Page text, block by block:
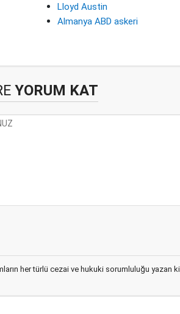
Lloyd Austin
Almanya ABD askeri
YORUM KAT
her türlü cezai ve hukuki sorumluluğu yazan